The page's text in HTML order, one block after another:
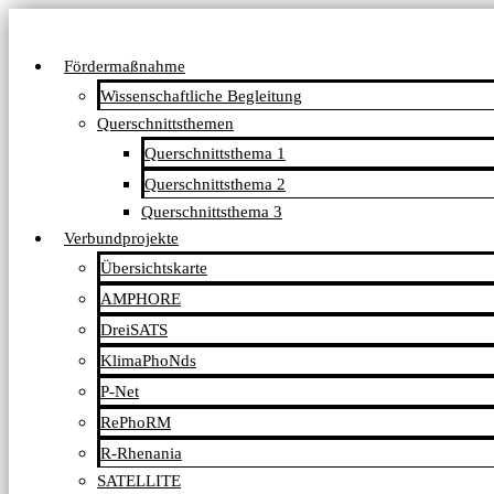
Fördermaßnahme
Wissenschaftliche Begleitung
Querschnittsthemen
Querschnittsthema 1
Querschnittsthema 2
Querschnittsthema 3
Verbundprojekte
Übersichtskarte
AMPHORE
DreiSATS
KlimaPhoNds
P-Net
RePhoRM
R-Rhenania
SATELLITE